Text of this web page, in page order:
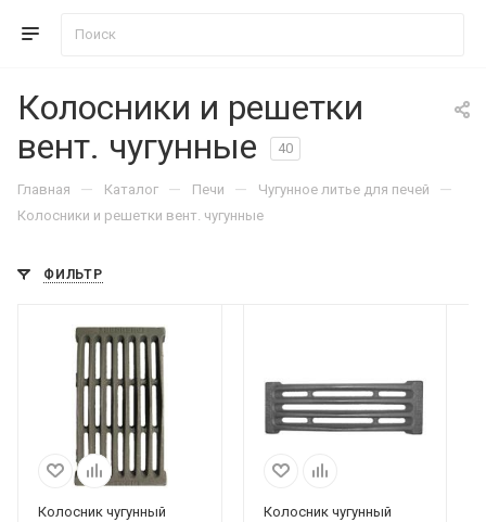
Колосники и решетки
вент. чугунные
40
Главная — Каталог — Печи — Чугунное литье для печей —
Колосники и решетки вент. чугунные
ФИЛЬТР
Колосник чугунный
Колосник чугунный